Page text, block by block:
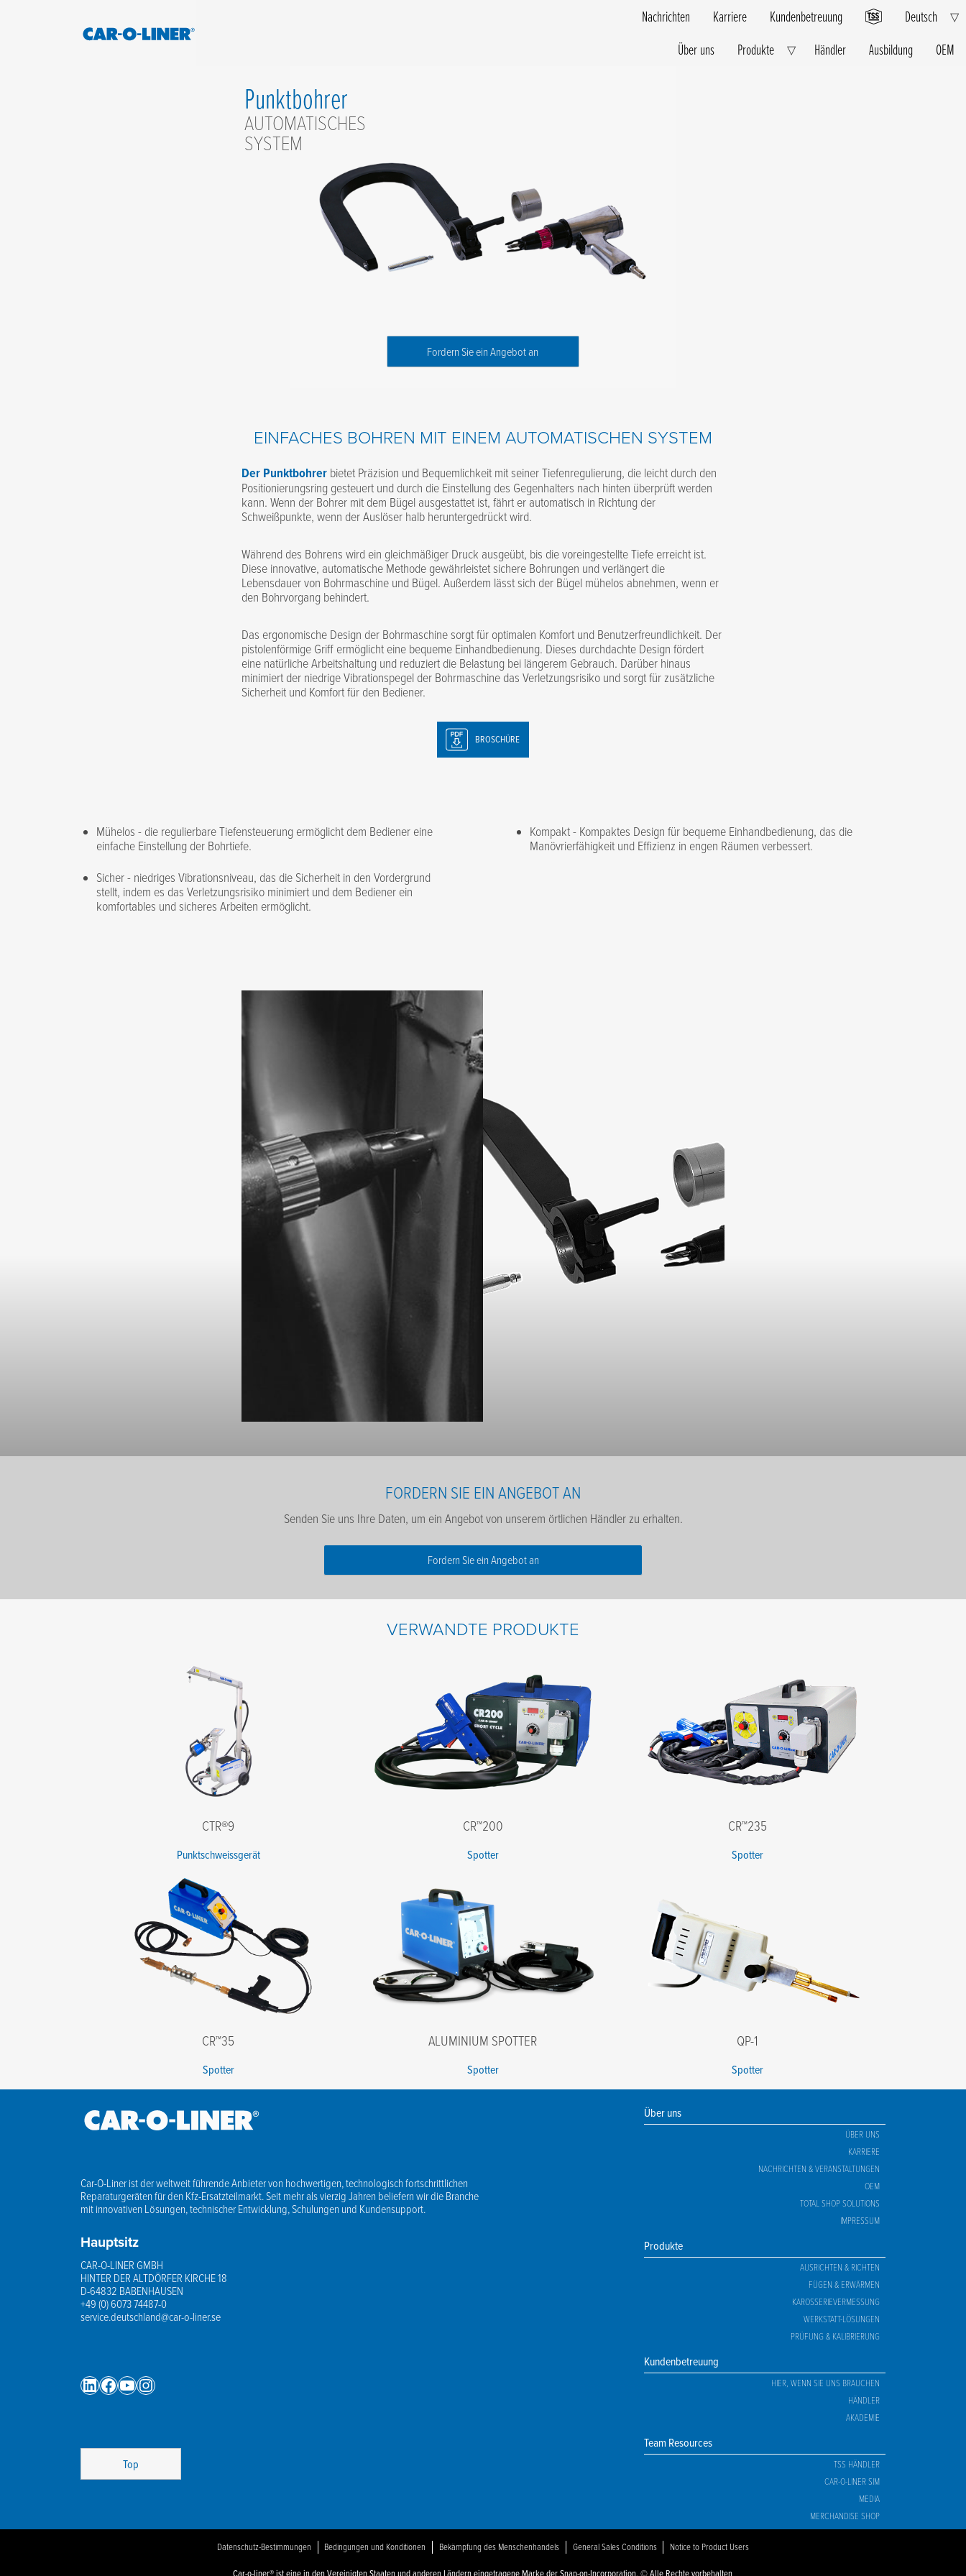
Car-
Collision
Über uns Produkte ▽ExpandHändler Ausbildung OEM
Nachrichten Karriere Kundenbetreuung Deutsch ▽
Punktbohrer
AUTOMATISCHES
SYSTEM
Fordern Sie ein Angebot an
EINFACHES BOHREN MIT EINEM AUTOMATISCHEN SYSTEM
Der Punktbohrer bietet Präzision und Bequemlichkeit mit seiner Tiefenregulierung, die leicht durch den
Positionierungsring gesteuert und durch die Einstellung des Gegenhalters nach hinten überprüft werden
kann. Wenn der Bohrer mit dem Bügel ausgestattet ist, fährt er automatisch in Richtung der
Schweißpunkte, wenn der Auslöser halb heruntergedrückt wird.
Während des Bohrens wird ein gleichmäßiger Druck ausgeübt, bis die voreingestellte Tiefe erreicht ist.
Diese innovative, automatische Methode gewährleistet sichere Bohrungen und verlängert die
Lebensdauer von Bohrmaschine und Bügel. Außerdem lässt sich der Bügel mühelos abnehmen, wenn er
den Bohrvorgang behindert.
Das ergonomische Design der Bohrmaschine sorgt für optimalen Komfort und Benutzerfreundlichkeit. Der
pistolenförmige Griff ermöglicht eine bequeme Einhandbedienung. Dieses durchdachte Design fördert
eine natürliche Arbeitshaltung und reduziert die Belastung bei längerem Gebrauch. Darüber hinaus
minimiert der niedrige Vibrationspegel der Bohrmaschine das Verletzungsrisiko und sorgt für zusätzliche
Sicherheit und Komfort für den Bediener.
BROSCHÜRE
Mühelos - die regulierbare Tiefensteuerung ermöglicht dem Bediener eine
einfache Einstellung der Bohrtiefe.
Kompakt - Kompaktes Design für bequeme Einhandbedienung, das die
Manövrierfähigkeit und Effizienz in engen Räumen verbessert.
Sicher - niedriges Vibrationsniveau, das die Sicherheit in den Vordergrund
stellt, indem es das Verletzungsrisiko minimiert und dem Bediener ein
komfortables und sicheres Arbeiten ermöglicht.
FORDERN SIE EIN ANGEBOT AN
Senden Sie uns Ihre Daten, um ein Angebot von unserem örtlichen Händler zu erhalten.
Fordern Sie ein Angebot an
Name*
E-Mail*
Firmennamen*
Postleitzahl*
Ich stimme den Bedingungen der Datenschutzrichtlinie zu.
VERWANDTE PRODUKTE
CTR®9
Punktschweissgerät
CR™200
Spotter
CR™235
Spotter
CR™35
Spotter
ALUMINIUM SPOTTER
Spotter
QP-1
Spotter
Car-O-Liner ist der weltweit führende Anbieter von hochwertigen, technologisch fortschrittlichen
Reparaturgeräten für den Kfz-Ersatzteilmarkt. Seit mehr als vierzig Jahren beliefern wir die Branche
mit innovativen Lösungen, technischer Entwicklung, Schulungen und Kundensupport.
Hauptsitz
CAR-O-LINER GMBH
HINTER DER ALTDÖRFER KIRCHE 18
D-64832 BABENHAUSEN
+49 (0) 6073 74487-0
service.deutschland@car-o-liner.se
Über uns
ÜBER UNS
KARRIERE
NACHRICHTEN & VERANSTALTUNGEN
OEM
TOTAL SHOP SOLUTIONS
IMPRESSUM
Produkte
AUSRICHTEN & RICHTEN
FÜGEN & ERWÄRMEN
KAROSSERIEVERMESSUNG
WERKSTATT-LÖSUNGEN
PRÜFUNG & KALIBRIERUNG
Kundenbetreuung
HIER, WENN SIE UNS BRAUCHEN
HÄNDLER
AKADEMIE
Team Resources
TSS HÄNDLER
CAR-O-LINER SIM
MEDIA
MERCHANDISE SHOP
LinkedIn
Facebook
YouTube
Instagram
Top
Datenschutz-Bestimmungen Bedingungen und Konditionen Bekämpfung des Menschenhandels General Sales Conditions Notice to Product Users
Car-o-liner® ist eine in den Vereinigten Staaten und anderen Ländern eingetragene Marke der Snap-on-Incorporation. © Alle Rechte vorbehalten